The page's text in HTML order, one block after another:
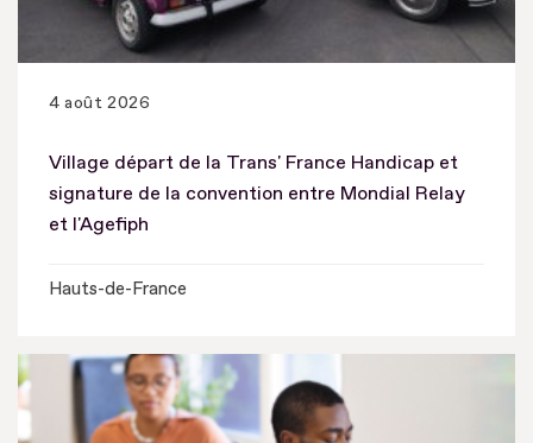
4 août 2026
Village départ de la Trans' France Handicap et
signature de la convention entre Mondial Relay
et l'Agefiph
Hauts-de-France